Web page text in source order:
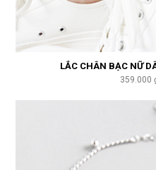
LẮC CHÂN BẠC NỮ
359.000